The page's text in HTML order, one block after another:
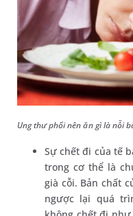
Ung thư phổi nên ăn gì là nỗi
Sự chết đi của tế
trong cơ thể là
già cỗi. Bản chất
ngược lại quá